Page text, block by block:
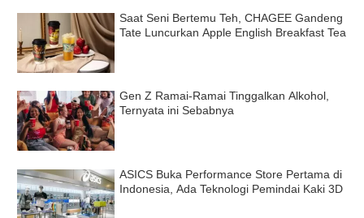
Saat Seni Bertemu Teh, CHAGEE Gandeng
Tate Luncurkan Apple English Breakfast Tea
Gen Z Ramai-Ramai Tinggalkan Alkohol,
Ternyata ini Sebabnya
ASICS Buka Performance Store Pertama di
Indonesia, Ada Teknologi Pemindai Kaki 3D